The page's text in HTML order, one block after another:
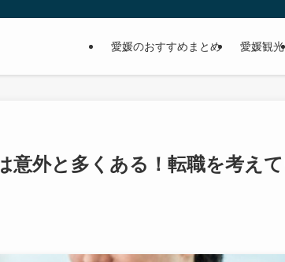
愛媛のおすすめまとめ 愛媛観光
意外と多くある！転職を考え